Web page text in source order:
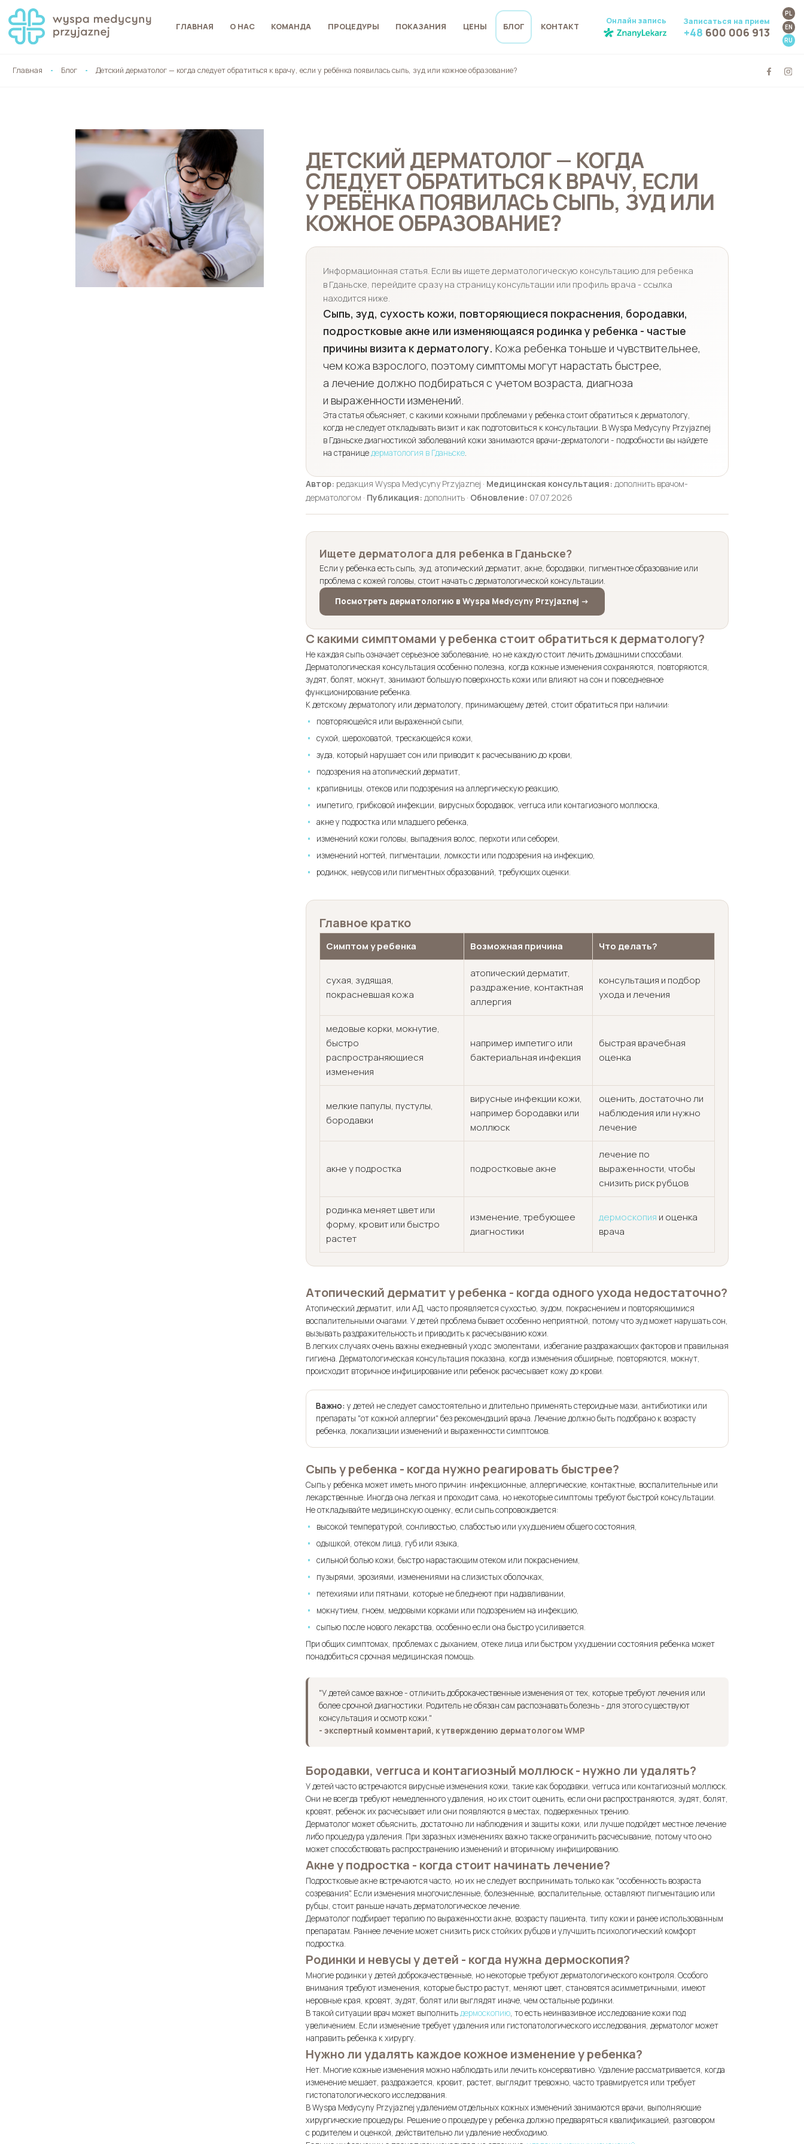
ГЛАВНАЯ О НАС КОМАНДА ПРОЦЕДУРЫ ПОКАЗАНИЯ ЦЕНЫ БЛОГ КОНТАКТ
Онлайн запись Записаться на прием
+48 600 006 913
PL
EN
RU
Главная Блог Детский дерматолог — когда следует обратиться к врачу, если у ребёнка появилась сыпь, зуд или кожное образование?
ДЕТСКИЙ ДЕРМАТОЛОГ — КОГДА
СЛЕДУЕТ ОБРАТИТЬСЯ К ВРАЧУ, ЕСЛИ
У РЕБЁНКА ПОЯВИЛАСЬ СЫПЬ, ЗУД ИЛИ
КОЖНОЕ ОБРАЗОВАНИЕ?
Информационная статья. Если вы ищете дерматологическую консультацию для ребенка
в Гданьске, перейдите сразу на страницу консультации или профиль врача - ссылка
находится ниже.
Сыпь, зуд, сухость кожи, повторяющиеся покраснения, бородавки,
подростковые акне или изменяющаяся родинка у ребенка - частые
причины визита к дерматологу. Кожа ребенка тоньше и чувствительнее,
чем кожа взрослого, поэтому симптомы могут нарастать быстрее,
а лечение должно подбираться с учетом возраста, диагноза
и выраженности изменений.
Эта статья объясняет, с какими кожными проблемами у ребенка стоит обратиться к дерматологу,
когда не следует откладывать визит и как подготовиться к консультации. В Wyspa Medycyny Przyjaznej
в Гданьске диагностикой заболеваний кожи занимаются врачи-дерматологи - подробности вы найдете
на страницедерматология в Гданьске.
Автор: редакция Wyspa Medycyny Przyjaznej · Медицинская консультация: дополнить врачом-
дерматологом · Публикация: дополнить · Обновление: 07.07.2026
Ищете дерматолога для ребенка в Гданьске?
Если у ребенка есть сыпь, зуд, атопический дерматит, акне, бородавки, пигментное образование или
проблема с кожей головы, стоит начать с дерматологической консультации.
Посмотреть дерматологию в Wyspa Medycyny Przyjaznej ->
С какими симптомами у ребенка стоит обратиться к дерматологу?
Не каждая сыпь означает серьезное заболевание, но не каждую стоит лечить домашними способами.
Дерматологическая консультация особенно полезна, когда кожные изменения сохраняются, повторяются,
зудят, болят, мокнут, занимают большую поверхность кожи или влияют на сон и повседневное
функционирование ребенка.
К детскому дерматологу или дерматологу, принимающему детей, стоит обратиться при наличии:
повторяющейся или выраженной сыпи,
сухой, шероховатой, трескающейся кожи,
зуда, который нарушает сон или приводит к расчесыванию до крови,
подозрения на атопический дерматит,
крапивницы, отеков или подозрения на аллергическую реакцию,
импетиго, грибковой инфекции, вирусных бородавок, verruca или контагиозного моллюска,
акне у подростка или младшего ребенка,
изменений кожи головы, выпадения волос, перхоти или себореи,
изменений ногтей, пигментации, ломкости или подозрения на инфекцию,
родинок, невусов или пигментных образований, требующих оценки.
Главное кратко
Симптом у ребенка Возможная причина Что делать?
сухая, зудящая,
покрасневшая кожа
атопический дерматит,
раздражение, контактная
аллергия
консультация и подбор
ухода и лечения
медовые корки, мокнутие,
быстро
распространяющиеся
изменения
например импетиго или
бактериальная инфекция
быстрая врачебная
оценка
мелкие папулы, пустулы,
бородавки
вирусные инфекции кожи,
например бородавки или
моллюск
оценить, достаточно ли
наблюдения или нужно
лечение
акне у подростка подростковые акне
лечение по
выраженности, чтобы
снизить риск рубцов
родинка меняет цвет или
форму, кровит или быстро
растет
изменение, требующее
диагностики
дермоскопия и оценка
врача
Атопический дерматит у ребенка - когда одного ухода недостаточно?
Атопический дерматит, или АД, часто проявляется сухостью, зудом, покраснением и повторяющимися
воспалительными очагами. У детей проблема бывает особенно неприятной, потому что зуд может нарушать сон,
вызывать раздражительность и приводить к расчесыванию кожи.
В легких случаях очень важны ежедневный уход с эмолентами, избегание раздражающих факторов и правильная
гигиена. Дерматологическая консультация показана, когда изменения обширные, повторяются, мокнут,
происходит вторичное инфицирование или ребенок расчесывает кожу до крови.
Важно: у детей не следует самостоятельно и длительно применять стероидные мази, антибиотики или
препараты "от кожной аллергии" без рекомендаций врача. Лечение должно быть подобрано к возрасту
ребенка, локализации изменений и выраженности симптомов.
Сыпь у ребенка - когда нужно реагировать быстрее?
Сыпь у ребенка может иметь много причин: инфекционные, аллергические, контактные, воспалительные или
лекарственные. Иногда она легкая и проходит сама, но некоторые симптомы требуют быстрой консультации.
Не откладывайте медицинскую оценку, если сыпь сопровождается:
высокой температурой, сонливостью, слабостью или ухудшением общего состояния,
одышкой, отеком лица, губ или языка,
сильной болью кожи, быстро нарастающим отеком или покраснением,
пузырями, эрозиями, изменениями на слизистых оболочках,
петехиями или пятнами, которые не бледнеют при надавливании,
мокнутием, гноем, медовыми корками или подозрением на инфекцию,
сыпью после нового лекарства, особенно если она быстро усиливается.
При общих симптомах, проблемах с дыханием, отеке лица или быстром ухудшении состояния ребенка может
понадобиться срочная медицинская помощь.
"У детей самое важное - отличить доброкачественные изменения от тех, которые требуют лечения или
более срочной диагностики. Родитель не обязан сам распознавать болезнь - для этого существуют
консультация и осмотр кожи."
- экспертный комментарий, к утверждению дерматологом WMP
Бородавки, verruca и контагиозный моллюск - нужно ли удалять?
У детей часто встречаются вирусные изменения кожи, такие как бородавки, verruca или контагиозный моллюск.
Они не всегда требуют немедленного удаления, но их стоит оценить, если они распространяются, зудят, болят,
кровят, ребенок их расчесывает или они появляются в местах, подверженных трению.
Дерматолог может объяснить, достаточно ли наблюдения и защиты кожи, или лучше подойдет местное лечение
либо процедура удаления. При заразных изменениях важно также ограничить расчесывание, потому что оно
может способствовать распространению изменений и вторичному инфицированию.
Акне у подростка - когда стоит начинать лечение?
Подростковые акне встречаются часто, но их не следует воспринимать только как "особенность возраста
созревания". Если изменения многочисленные, болезненные, воспалительные, оставляют пигментацию или
рубцы, стоит раньше начать дерматологическое лечение.
Дерматолог подбирает терапию по выраженности акне, возрасту пациента, типу кожи и ранее использованным
препаратам. Раннее лечение может снизить риск стойких рубцов и улучшить психологический комфорт
подростка.
Родинки и невусы у детей - когда нужна дермоскопия?
Многие родинки у детей доброкачественные, но некоторые требуют дерматологического контроля. Особого
внимания требуют изменения, которые быстро растут, меняют цвет, становятся асимметричными, имеют
неровные края, кровят, зудят, болят или выглядят иначе, чем остальные родинки.
В такой ситуации врач может выполнитьдермоскопию, то есть неинвазивное исследование кожи под
увеличением. Если изменение требует удаления или гистопатологического исследования, дерматолог может
направить ребенка к хирургу.
Нужно ли удалять каждое кожное изменение у ребенка?
Нет. Многие кожные изменения можно наблюдать или лечить консервативно. Удаление рассматривается, когда
изменение мешает, раздражается, кровит, растет, выглядит тревожно, часто травмируется или требует
гистопатологического исследования.
В Wyspa Medycyny Przyjaznej удалением отдельных кожных изменений занимаются врачи, выполняющие
хирургические процедуры. Решение о процедуре у ребенка должно предваряться квалификацией, разговором
с родителем и оценкой, действительно ли удаление необходимо.